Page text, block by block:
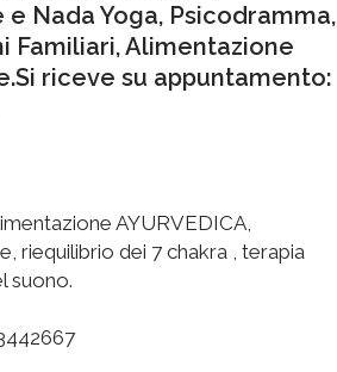
Nada Yoga, Psicodramma,
Familiari, Alimentazione
riceve su appuntamento:
AYURVEDICA,
riequilibrio dei 7 chakra , terapia
suono.